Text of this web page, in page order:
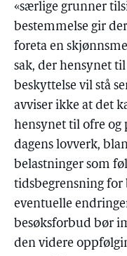
«særlige grunner
bestemmelse gir
foreta en
sak, der hensynet
beskyttelse vil stå
avviser ikke at det
hensynet til ofre og
dagens lovverk,
belastninger som
tidsbegrensning for
eventuelle
besøksforbud bør
den videre